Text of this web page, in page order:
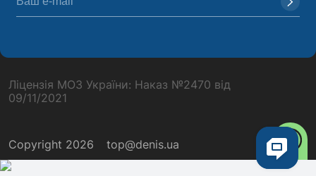
Copyright 2026 top@denis.ua
Ліцензія МОЗ України: Наказ №2470 від
09/11/2021